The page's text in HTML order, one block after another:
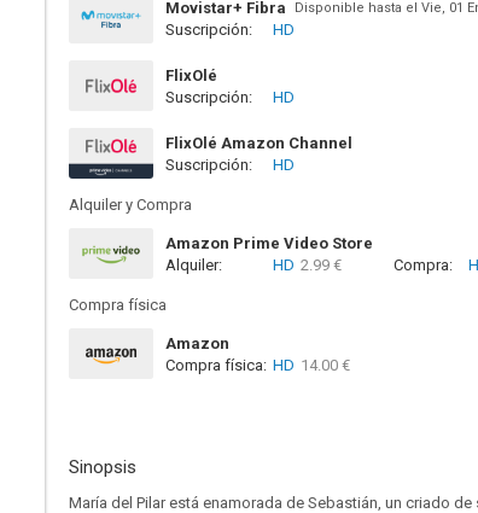
Movistar+ Fibra Disponible hasta el Vie, 01
Suscripción: HD
FlixOlé
Suscripción:
HD
FlixOlé Amazon Channel
Suscripción:
HD
Alquiler y Compra
Amazon Prime Video Store
Alquiler:
HD 2.99 € Compra:
Compra física
Amazon
Compra física: HD 14.00 €
Sinopsis
María del Pilar está enamorada de Sebastián, un criado